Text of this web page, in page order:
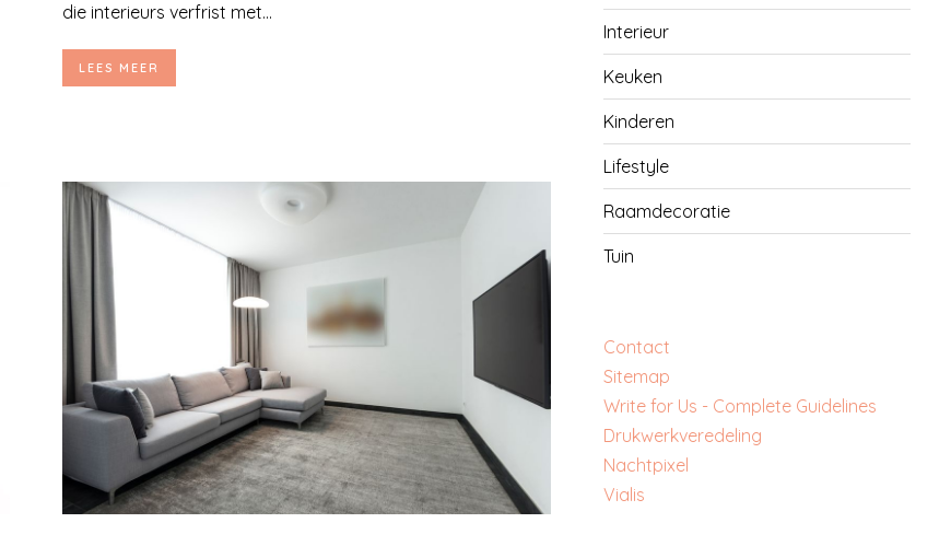
die interieurs verfrist met...
LEES MEER
Interieur
Keuken
Kinderen
Lifestyle
Raamdecoratie
Tuin
Contact
Sitemap
Write for Us - Complete Guidelines
‎Drukwerkveredeling
‎Nachtpixel
‎Vialis